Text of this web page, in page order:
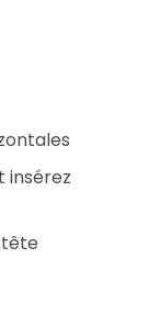
insérez